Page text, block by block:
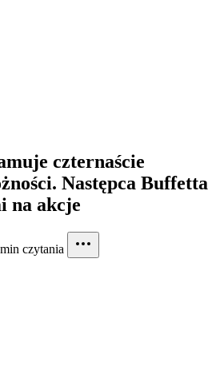
czternaście
Następca Buffetta
na akcje
czytania